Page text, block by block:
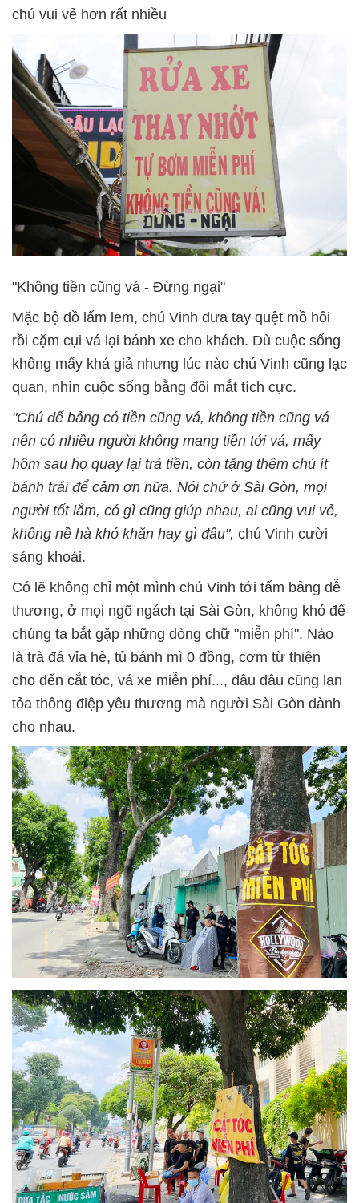
chú vui vẻ hơn rất nhiều
"Không tiền cũng vá - Đừng ngại"
Mặc bộ đồ lấm lem, chú Vinh đưa tay quệt mồ hôi
rồi cặm cụi vá lại bánh xe cho khách. Dù cuộc sống
không mấy khá giả nhưng lúc nào chú Vinh cũng lạc
quan, nhìn cuộc sống bằng đôi mắt tích cực.
"Chú để bảng có tiền cũng vá, không tiền cũng vá
nên có nhiều người không mang tiền tới vá, mấy
hôm sau họ quay lại trả tiền, còn tặng thêm chú ít
bánh trái để cảm ơn nữa. Nói chứ ở Sài Gòn, mọi
người tốt lắm, có gì cũng giúp nhau, ai cũng vui vẻ,
không nề hà khó khăn hay gì đâu", chú Vinh cười
sảng khoái.
Có lẽ không chỉ một mình chú Vinh tới tấm bảng dễ
thương, ở mọi ngõ ngách tại Sài Gòn, không khó để
chúng ta bắt gặp những dòng chữ "miễn phí". Nào
là trà đá vỉa hè, tủ bánh mì 0 đồng, cơm từ thiện
cho đến cắt tóc, vá xe miễn phí..., đâu đâu cũng lan
tỏa thông điệp yêu thương mà người Sài Gòn dành
cho nhau.